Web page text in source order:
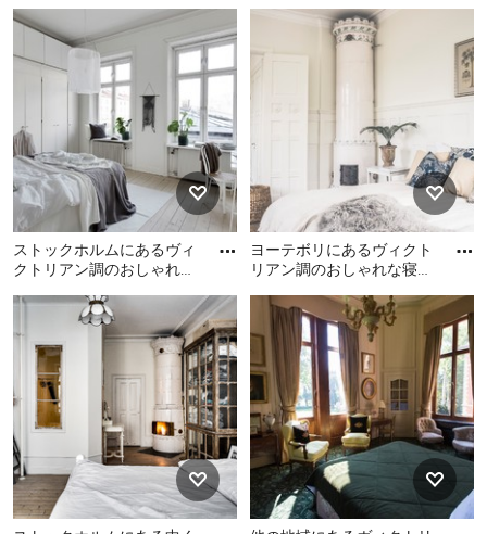
ヨーテボリにあるヴィクト
リアン調のおしゃれな寝室
のレイアウト
ストックホルムにあるヴィ
クトリアン調のおしゃれな
寝室
ストックホルムにあるヴィ
クトリアン調のおしゃれな
ストックホルムにあるヴィ
クトリアン調のおしゃれな
寝室
ヨーテボリにあるヴィクト
リアン調のおしゃれな寝室
ヨーテボリにあるヴィクト
リアン調のおしゃれな寝室
のレイアウト